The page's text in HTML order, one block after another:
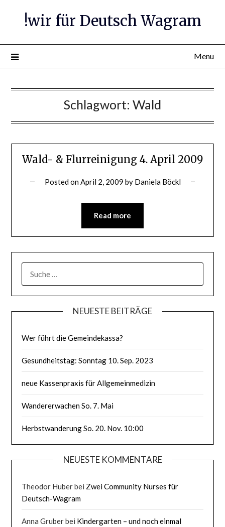
!wir für Deutsch Wagram
Menu
Schlagwort: Wald
Wald- & Flurreinigung 4. April 2009
Posted onApril 2, 2009 by Daniela Böckl
Read more
NACH:
NEUESTE BEITRÄGE
Wer führt die Gemeindekassa?
Gesundheitstag: Sonntag 10. Sep. 2023
neue Kassenpraxis für Allgemeinmedizin
Wandererwachen So. 7. Mai
Herbstwanderung So. 20. Nov. 10:00
NEUESTE KOMMENTARE
Theodor Huberbei Zwei Community Nurses für
Deutsch-Wagram
Anna Gruberbei Kindergarten – und noch einmal